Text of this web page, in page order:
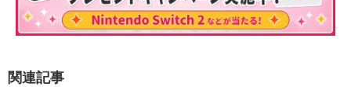
関連記事